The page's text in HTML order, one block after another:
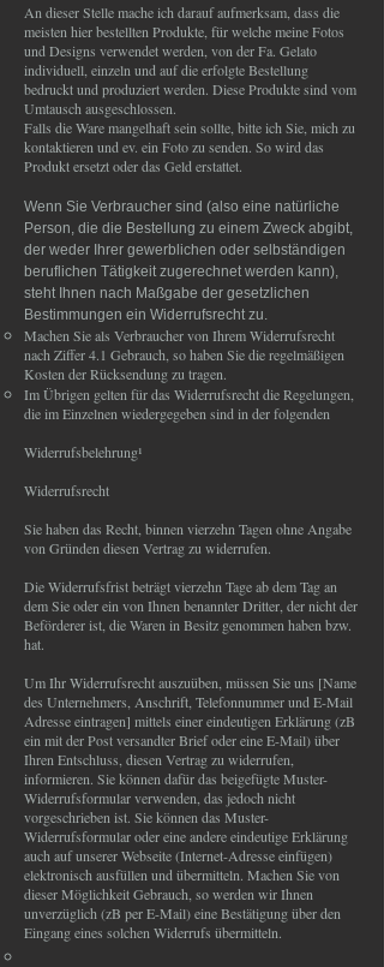
​An dieser Stelle mache ich darauf aufmerksam, dass die
meisten hier bestellten Produkte, für welche meine Fotos
und Designs verwendet werden, von der Fa. Gelato
individuell, einzeln und auf die erfolgte Bestellung
bedruckt und produziert werden. Diese Produkte sind vom
Umtausch ausgeschlossen.
Falls die Ware mangelhaft sein sollte, bitte ich Sie, mich zu
kontaktieren und ev. ein Foto zu senden. So wird das
Produkt ersetzt oder das Geld erstattet.
Wenn Sie Verbraucher sind (also eine natürliche
Person, die die Bestellung zu einem Zweck abgibt,
der weder Ihrer gewerblichen oder selbständigen
beruflichen Tätigkeit zugerechnet werden kann),
steht Ihnen nach Maßgabe der gesetzlichen
Bestimmungen ein Widerrufsrecht zu.
Machen Sie als Verbraucher von Ihrem Widerrufsrecht
nach Ziffer 4.1 Gebrauch, so haben Sie die regelmäßigen
Kosten der Rücksendung zu tragen.
Im Übrigen gelten für das Widerrufsrecht die Regelungen,
die im Einzelnen wiedergegeben sind in der folgenden
Widerrufsbelehrung¹
Widerrufsrecht
Sie haben das Recht, binnen vierzehn Tagen ohne Angabe
von Gründen diesen Vertrag zu widerrufen.
Die Widerrufsfrist beträgt vierzehn Tage ab dem Tag an
dem Sie oder ein von Ihnen benannter Dritter, der nicht der
Beförderer ist, die Waren in Besitz genommen haben bzw.
hat.
Um Ihr Widerrufsrecht auszuüben, müssen Sie uns [Name
des Unternehmers, Anschrift, Telefonnummer und E-Mail
Adresse eintragen] mittels einer eindeutigen Erklärung (zB
ein mit der Post versandter Brief oder eine E-Mail) über
Ihren Entschluss, diesen Vertrag zu widerrufen,
informieren. Sie können dafür das beigefügte Muster-
Widerrufsformular verwenden, das jedoch nicht
vorgeschrieben ist. Sie können das Muster-
Widerrufsformular oder eine andere eindeutige Erklärung
auch auf unserer Webseite (Internet-Adresse einfügen)
elektronisch ausfüllen und übermitteln. Machen Sie von
dieser Möglichkeit Gebrauch, so werden wir Ihnen
unverzüglich (zB per E-Mail) eine Bestätigung über den
Eingang eines solchen Widerrufs übermitteln.